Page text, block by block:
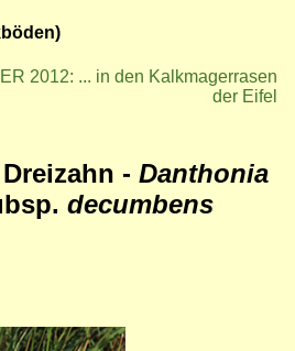
2012: ... in den Kalkmagerrasen
der Eifel
Dreizahn - Danthonia
decumbens